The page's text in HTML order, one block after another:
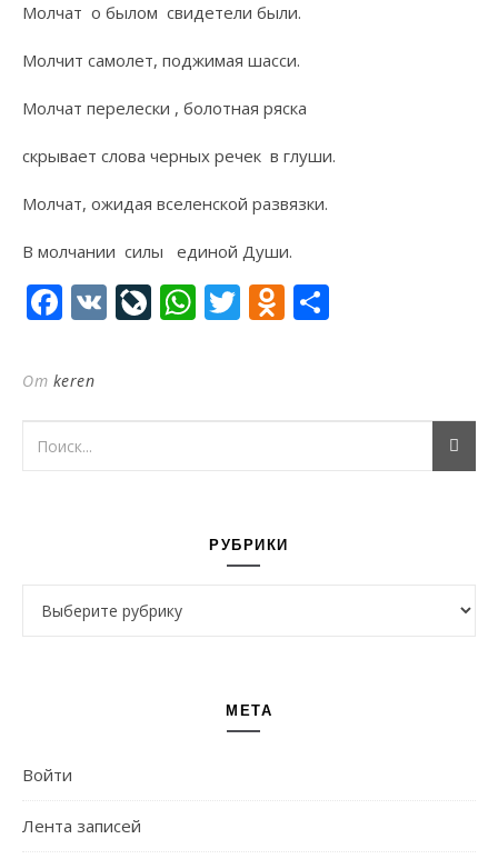
Молчат о былом свидетели были.
Молчит самолет, поджимая шасси.
Молчат перелески , болотная ряска
скрывает слова черных речек в глуши.
Молчат, ожидая вселенской развязки.
В молчании силы единой Души.
Facebook
VK LiveJournal
WhatsApp
Twitter
От keren
РУБРИКИ
МЕТА
Войти
Лента записей